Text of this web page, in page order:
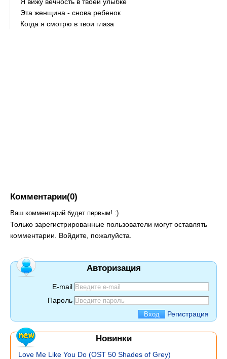
Эта женщина - снова ребенок
Когда я смотрю в твои глаза
Комментарии(0)
Ваш комментарий будет первым! :)
Только зарегистрированные пользователи могут оставлять
комментарии. Войдите, пожалуйста.
Авторизация
E-mail
Пароль
Регистрация
Новинки
Love Me Like You Do (OST 50 Shades of Grey)